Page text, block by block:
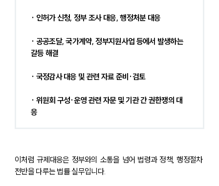
· 인허가 신청, 정부 조사 대응, 행정처분 대응
· 공공조달, 국가계약, 정부지원사업 등에서 발생하는
갈등 해결
· 국정감사 대응 및 관련 자료 준비·검토
· 위원회 구성·운영 관련 자문 및 기관 간 권한쟁의 대
응
이처럼 규제대응은 정부와의 소통을 넘어 법령과 정책, 행정절차
전반을 다루는 법률 실무입니다.